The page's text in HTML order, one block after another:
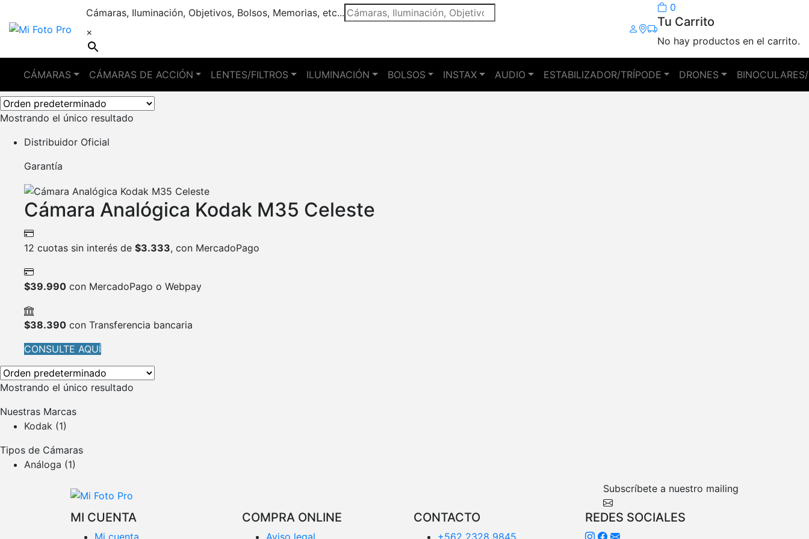
Cámaras, Iluminación, Objetivos, Bolsos, Memorias, etc...
×
0
Tu Carrito
No hay productos en el carrito.
CÁMARAS CÁMARAS DE ACCIÓN LENTES/FILTROS ILUMINACIÓN BOLSOS INSTAX AUDIO ESTABILIZADOR/TRÍPODE DRONES
Celeste
Mostrando el único resultado
Distribuidor Oficial
Garantía
Cámara Analógica Kodak M35 Celeste
12 cuotas sin interés de $3.333, con MercadoPago
$39.990 con MercadoPago o Webpay
$38.390 con Transferencia bancaria
CONSULTE AQUÍ
Mostrando el único resultado
Nuestras Marcas
Kodak (1)
Tipos de Cámaras
Análoga (1)
Subscríbete a nuestro mailing
MI CUENTA
Mi cuenta
COMPRA ONLINE
Aviso legal
CONTACTO
+562 2328 9845
REDES SOCIALES